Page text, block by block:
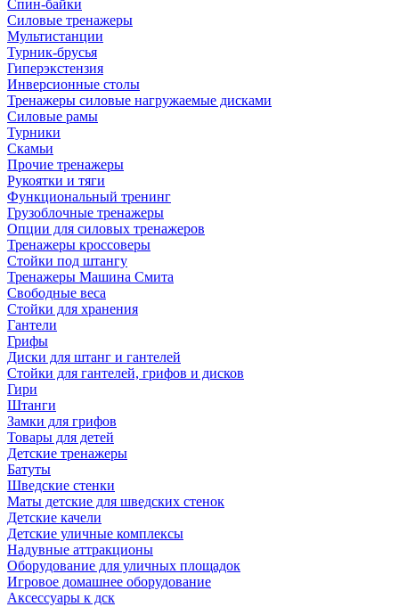
Спин-байки
Силовые тренажеры
Мультистанции
Турник-брусья
Гиперэкстензия
Инверсионные столы
Тренажеры силовые нагружаемые дисками
Силовые рамы
Турники
Скамьи
Прочие тренажеры
Рукоятки и тяги
Функциональный тренинг
Грузоблочные тренажеры
Опции для силовых тренажеров
Тренажеры кроссоверы
Стойки под штангу
Тренажеры Машина Смита
Свободные веса
Стойки для хранения
Гантели
Грифы
Диски для штанг и гантелей
Стойки для гантелей, грифов и дисков
Гири
Штанги
Замки для грифов
Товары для детей
Детские тренажеры
Батуты
Шведские стенки
Маты детские для шведских стенок
Детские качели
Детские уличные комплексы
Надувные аттракционы
Оборудование для уличных площадок
Игровое домашнее оборудование
Аксессуары к дск